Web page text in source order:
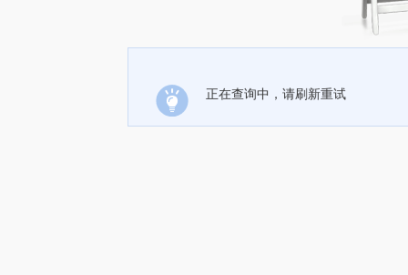
正在查询中，请刷新重试